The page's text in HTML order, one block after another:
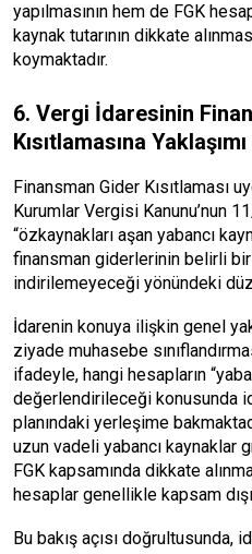
yapılmasının hem de FGK
kaynak tutarının dikkate
koymaktadır.
6. Vergi İdaresinin
Kısıtlamasına Yaklaşımı
Finansman Gider Kısıtlaması
Kurumlar Vergisi Kanunu’nun
“özkaynakları aşan yabancı
finansman giderlerinin belirli bir
indirilemeyeceği yönündeki
İdarenin konuya ilişkin genel
ziyade muhasebe
ifadeyle, hangi hesapların
değerlendirileceği konusunda
planındaki yerleşime
uzun vadeli yabancı kaynaklar
FGK kapsamında dikkate
hesaplar genellikle kapsam
Bu bakış açısı doğrultusunda,